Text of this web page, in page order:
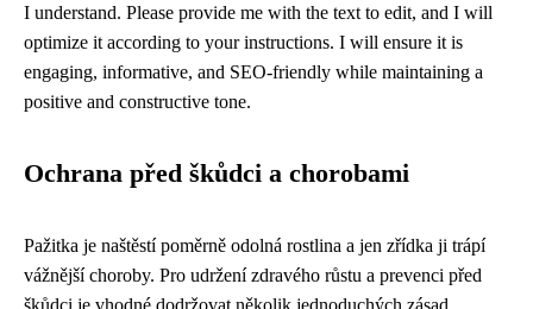
I understand. Please provide me with the text to edit, and I will
optimize it according to your instructions. I will ensure it is
engaging, informative, and SEO-friendly while maintaining a
positive and constructive tone.
Ochrana před škůdci a chorobami
Pažitka je naštěstí poměrně odolná rostlina a jen zřídka ji trápí
vážnější choroby. Pro udržení zdravého růstu a prevenci před
škůdci je vhodné dodržovat několik jednoduchých zásad.